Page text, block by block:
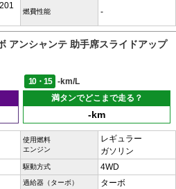
燃費性能 -
アンシャンテ 助手席スライドアップ
10・15
-km/L
満タンでどこまで走る？
-km
使用燃料
エンジン
レギュラー
ガソリン
駆動方式 4WD
過給器（ターボ） ターボ